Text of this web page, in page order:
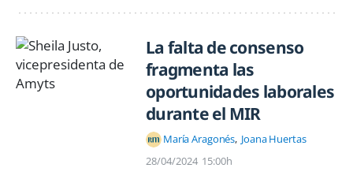
La falta de consenso
fragmenta las
oportunidades laborales
durante el MIR
María Aragonés Joana Huertas
28/04/2024 15:00h